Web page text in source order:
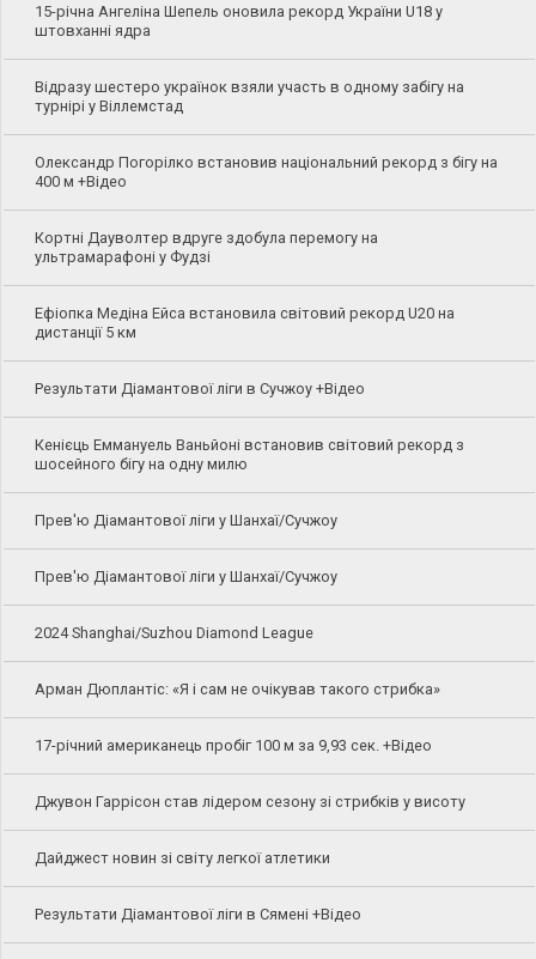
15-річна Ангеліна Шепель оновила рекорд України U18 у
штовханні ядра
Відразу шестеро українок взяли участь в одному забігу на
турнірі у Віллемстад
Олександр Погорілко встановив національний рекорд з бігу на
400 м +Відео
Кортні Дауволтер вдруге здобула перемогу на
ультрамарафоні у Фудзі
Ефіопка Медіна Ейса встановила світовий рекорд U20 на
дистанції 5 км
Результати Діамантової ліги в Сучжоу +Відео
Кенієць Еммануель Ваньйоні встановив світовий рекорд з
шосейного бігу на одну милю
Прев'ю Діамантової ліги у Шанхаї/Сучжоу
Прев'ю Діамантової ліги у Шанхаї/Сучжоу
2024 Shanghai/Suzhou Diamond League
Арман Дюплантіс: «Я і сам не очікував такого стрибка»
17-річний американець пробіг 100 м за 9,93 сек. +Відео
Джувон Гаррісон став лідером сезону зі стрибків у висоту
Дайджест новин зі світу легкої атлетики
Результати Діамантової ліги в Сямені +Відео